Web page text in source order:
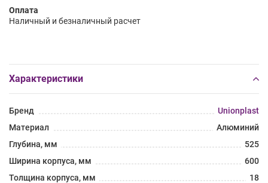
Оплата
Наличный и безналичный расчет
Характеристики
Бренд
Unionplast
Материал
Алюминий
Глубина, мм
525
Ширина корпуса, мм
600
Толщина корпуса, мм
18